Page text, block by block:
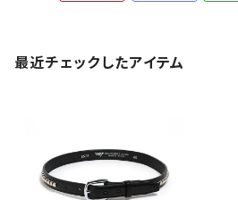
最近チェックしたアイテム